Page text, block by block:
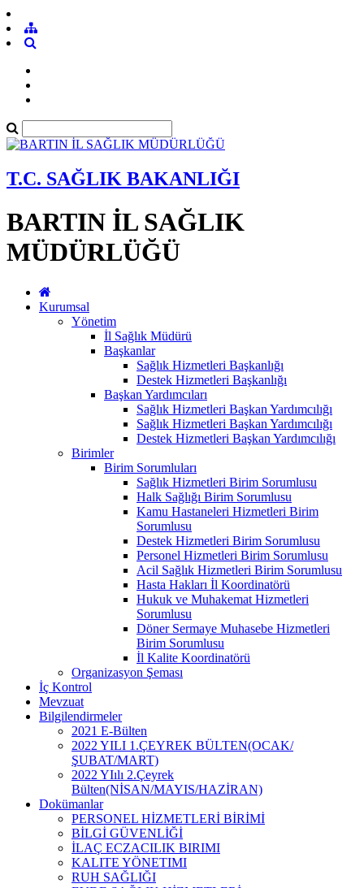
T.C. SAĞLIK BAKANLIĞI
BARTIN İL SAĞLIK
MÜDÜRLÜĞÜ
Kurumsal
Yönetim
İl Sağlık Müdürü
Başkanlar
Sağlık Hizmetleri Başkanlığı
Destek Hizmetleri Başkanlığı
Başkan Yardımcıları
Sağlık Hizmetleri Başkan Yardımcılığı
Sağlık Hizmetleri Başkan Yardımcılığı
Destek Hizmetleri Başkan Yardımcılığı
Birimler
Birim Sorumluları
Sağlık Hizmetleri Birim Sorumlusu
Halk Sağlığı Birim Sorumlusu
Kamu Hastaneleri Hizmetleri Birim
Sorumlusu
Destek Hizmetleri Birim Sorumlusu
Personel Hizmetleri Birim Sorumlusu
Acil Sağlık Hizmetleri Birim Sorumlusu
Hasta Hakları İl Koordinatörü
Hukuk ve Muhakemat Hizmetleri
Sorumlusu
Döner Sermaye Muhasebe Hizmetleri
Birim Sorumlusu
İl Kalite Koordinatörü
Organizasyon Şeması
İç Kontrol
Mevzuat
Bilgilendirmeler
2021 E-Bülten
2022 YILI 1.ÇEYREK BÜLTEN(OCAK/
ŞUBAT/MART)
2022 YIılı 2.Çeyrek
Bülten(NİSAN/MAYIS/HAZİRAN)
Dokümanlar
PERSONEL HİZMETLERİ BİRİMİ
BİLGİ GÜVENLİĞİ
İLAÇ ECZACILIK BIRIMI
KALITE YÖNETIMI
RUH SAĞLIĞI